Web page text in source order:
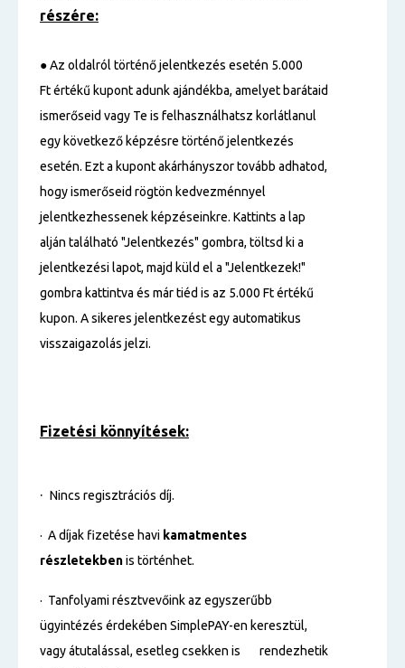
részére:
● Az oldalról történő jelentkezés esetén 5.000
Ft értékű kupont adunk ajándékba, amelyet barátaid
ismerőseid vagy Te is felhasználhatsz korlátlanul
egy következő képzésre történő jelentkezés
esetén. Ezt a kupont akárhányszor tovább adhatod,
hogy ismerőseid rögtön kedvezménnyel
jelentkezhessenek képzéseinkre. Kattints a lap
alján található "Jelentkezés" gombra, töltsd ki a
jelentkezési lapot, majd küld el a "Jelentkezek!"
gombra kattintva és már tiéd is az 5.000 Ft értékű
kupon. A sikeres jelentkezést egy automatikus
visszaigazolás jelzi.
Fizetési könnyítések:
· Nincs regisztrációs díj.
· A díjak fizetése havi kamatmentes
részletekbenis történhet.
· Tanfolyami résztvevőink az egyszerűbb
ügyintézés érdekében SimplePAY-en keresztül,
vagy átutalással, esetleg csekken is rendezhetik